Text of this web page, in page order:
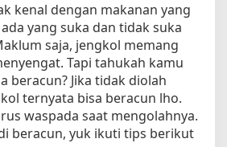
c
u
n
s
a
a
t
D
i
kenal dengan makanan yang
yang suka dan tidak suka
saja, jengkol memang
Tapi tahukah kamu
beracun? Jika tidak diolah
ternyata bisa beracun lho.
waspada saat mengolahnya.
beracun, yuk ikuti tips berikut